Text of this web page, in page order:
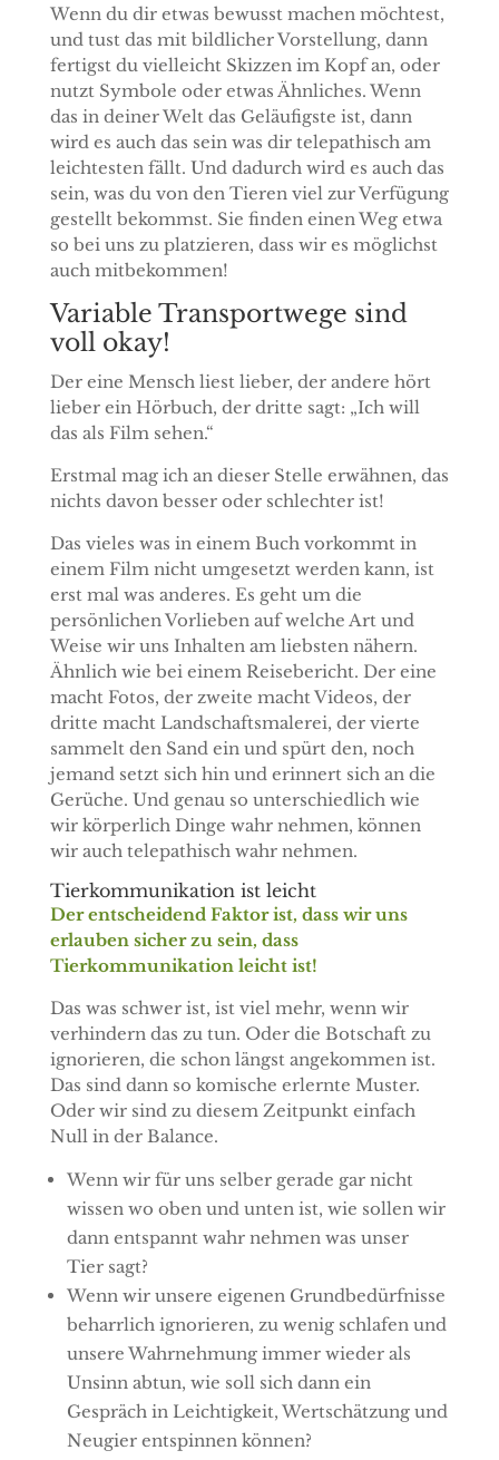
Wenn du dir etwas bewusst machen möchtest,
und tust das mit bildlicher Vorstellung, dann
fertigst du vielleicht Skizzen im Kopf an, oder
nutzt Symbole oder etwas Ähnliches. Wenn
das in deiner Welt das Geläufigste ist, dann
wird es auch das sein was dir telepathisch am
leichtesten fällt. Und dadurch wird es auch das
sein, was du von den Tieren viel zur Verfügung
gestellt bekommst. Sie finden einen Weg etwa
so bei uns zu platzieren, dass wir es möglichst
auch mitbekommen!
Variable Transportwege sind
voll okay!
Der eine Mensch liest lieber, der andere hört
lieber ein Hörbuch, der dritte sagt: „Ich will
das als Film sehen.“
Erstmal mag ich an dieser Stelle erwähnen, das
nichts davon besser oder schlechter ist!
Das vieles was in einem Buch vorkommt in
einem Film nicht umgesetzt werden kann, ist
erst mal was anderes. Es geht um die
persönlichen Vorlieben auf welche Art und
Weise wir uns Inhalten am liebsten nähern.
Ähnlich wie bei einem Reisebericht. Der eine
macht Fotos, der zweite macht Videos, der
dritte macht Landschaftsmalerei, der vierte
sammelt den Sand ein und spürt den, noch
jemand setzt sich hin und erinnert sich an die
Gerüche. Und genau so unterschiedlich wie
wir körperlich Dinge wahr nehmen, können
wir auch telepathisch wahr nehmen.
Tierkommunikation ist leicht
Der entscheidend Faktor ist, dass wir uns
erlauben sicher zu sein, dass
Tierkommunikation leicht ist!
Das was schwer ist, ist viel mehr, wenn wir
verhindern das zu tun. Oder die Botschaft zu
ignorieren, die schon längst angekommen ist.
Das sind dann so komische erlernte Muster.
Oder wir sind zu diesem Zeitpunkt einfach
Null in der Balance.
Wenn wir für uns selber gerade gar nicht
wissen wo oben und unten ist, wie sollen wir
dann entspannt wahr nehmen was unser
Tier sagt?
Wenn wir unsere eigenen Grundbedürfnisse
beharrlich ignorieren, zu wenig schlafen und
unsere Wahrnehmung immer wieder als
Unsinn abtun, wie soll sich dann ein
Gespräch in Leichtigkeit, Wertschätzung und
Neugier entspinnen können?